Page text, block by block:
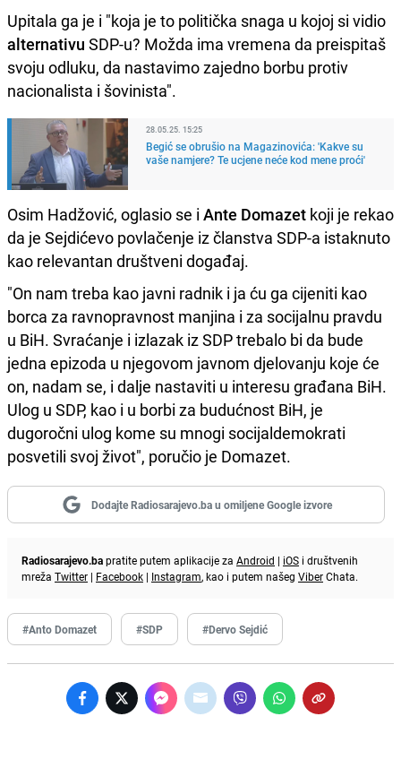
Upitala ga je i "koja je to politička snaga u kojoj si vidio
alternativu SDP-u? Možda ima vremena da preispitaš
svoju odluku, da nastavimo zajedno borbu protiv
nacionalista i šovinista".
28.05.25. 15:25
Begić se obrušio na Magazinovića: 'Kakve su
vaše namjere? Te ucjene neće kod mene proći'
Osim Hadžović, oglasio se i Ante Domazet koji je rekao
da je Sejdićevo povlačenje iz članstva SDP-a istaknuto
kao relevantan društveni događaj.
"On nam treba kao javni radnik i ja ću ga cijeniti kao
borca za ravnopravnost manjina i za socijalnu pravdu
u BiH. Svraćanje i izlazak iz SDP trebalo bi da bude
jedna epizoda u njegovom javnom djelovanju koje će
on, nadam se, i dalje nastaviti u interesu građana BiH.
Ulog u SDP, kao i u borbi za budućnost BiH, je
dugoročni ulog kome su mnogi socijaldemokrati
posvetili svoj život", poručio je Domazet.
Dodajte Radiosarajevo.ba u omiljene Google izvore
Radiosarajevo.bapratite putem aplikacije za Android | iOS i društvenih
mreža Twitter | Facebook | Instagram, kao i putem našeg ViberChata.
#Anto Domazet #SDP #Dervo Sejdić